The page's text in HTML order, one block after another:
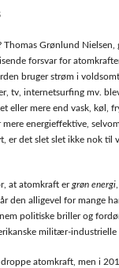
Grønlund Nielsen,
forsvar for
bruger strøm i
tv, internetsurfing mv.
eller mere end vask, køl,
energieffektive,
er det slet slet ikke nok til
at atomkraft ergrøn energi
den alligevel for mange
politiske briller og
militær-
atomkraft, men i